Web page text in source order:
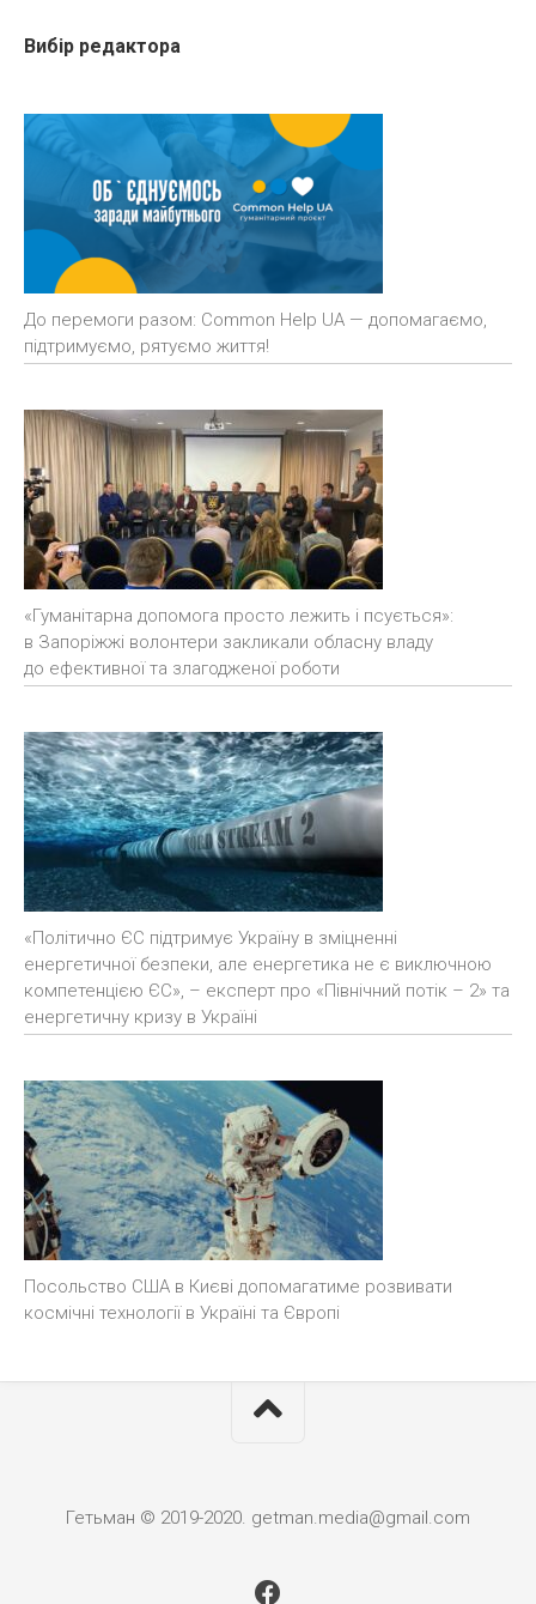
Вибір редактора
До перемоги разом: Common Help UA — допомагаємо,
підтримуємо, рятуємо життя!
«Гуманітарна допомога просто лежить і псується»:
в Запоріжжі волонтери закликали обласну владу
до ефективної та злагодженої роботи
«Політично ЄС підтримує Україну в зміцненні
енергетичної безпеки, але енергетика не є виключною
компетенцією ЄС», – експерт про «Північний потік – 2» та
енергетичну кризу в Україні
Посольство США в Києві допомагатиме розвивати
космічні технології в Україні та Європі
Гетьман © 2019-2020. getman.media@gmail.com